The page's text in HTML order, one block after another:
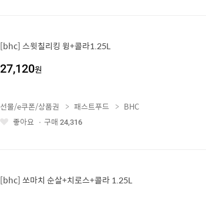
[bhc] 스윗칠리킹 윙+콜라1.25L
27,120원
좋
선물/e쿠폰/상품권 패스트푸드
BHC
좋아요
구매 24,316
[bhc] 쏘마치 순살+치로스+콜라 1.25L